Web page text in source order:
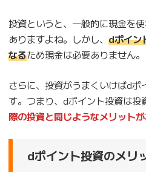
投資というと、一般的に現金を
ありますよね。しかし、 dポイン
なるため現金は必要ありません。
さらに、投資がうまくいけばdポ
す。つまり、dポイント投資は投
際の投資と同じようなメリット
dポイント投資のメリ